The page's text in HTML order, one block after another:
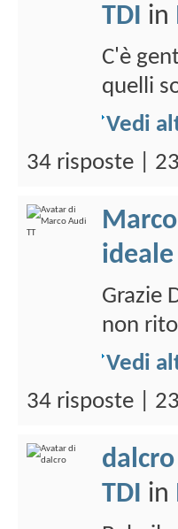
TDI in
C'è
quelli
Vedi
34 risposte |
Grazie
non
Vedi
34 risposte |
dalcro
TDI in